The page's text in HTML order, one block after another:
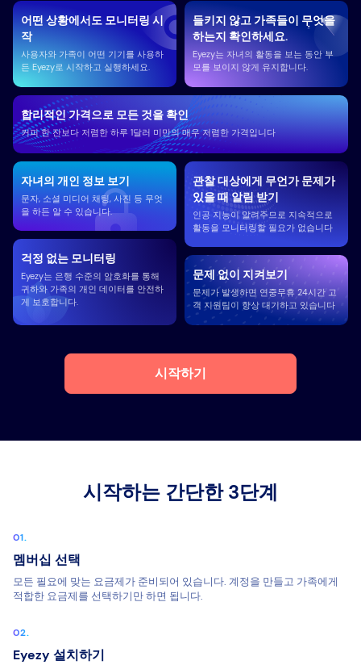
어떤 상황에서도 모니터링 시
작
사용자와 가족이 어떤 기기를 사용하
든 Eyezy로 시작하고 실행하세요.
들키지 않고 가족들이 무엇을
하는지 확인하세요.
Eyezy는 자녀의 활동을 보는 동안 부
모를 보이지 않게 유지합니다.
걱정 없는 모니터링
Eyezy는 은행 수준의 암호화를 통해
귀하와 가족의 개인 데이터를 안전하
게 보호합니다.
자녀의 개인 정보 보기
문자, 소셜 미디어 채팅, 사진 등 무엇
을 하든 알 수 있습니다.
합리적인 가격으로 모든 것을 확인
커피 한 잔보다 저렴한 하루 1달러 미만의 매우 저렴한 가격입니다
관찰 대상에게 무언가 문제가
있을 때 알림 받기
인공 지능이 알려주므로 지속적으로
활동을 모니터링할 필요가 없습니다
문제 없이 지켜보기
문제가 발생하면 연중무휴 24시간 고
객 지원팀이 항상 대기하고 있습니다
시작하기
시작하는 간단한 3단계
멤버십 선택
모든 필요에 맞는 요금제가 준비되어 있습니다. 계정을 만들고 가족에게
적합한 요금제를 선택하기만 하면 됩니다.
Eyezy 설치하기